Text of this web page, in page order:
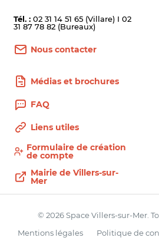
Tél. : 02 31 14 51 65 (Villare) I 02
31 87 78 82 (Bureaux)
Nous contacter
Médias et brochures
FAQ
Liens utiles
Formulaire de création
de compte
Mairie de Villers-sur-
Mer
© 2026 Space Villers-sur-Mer.
Mentions légales
Politique de